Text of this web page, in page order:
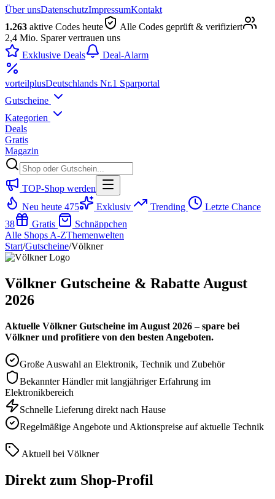
Über unsDatenschutzImpressumKontakt
1.263 aktive Codes heute
Alle Codes geprüft & verifiziert
2,4 Mio. Sparer vertrauen uns
Exklusive Deals
Deal-Alarm
vorteilplusDeutschlands Nr.1 Sparportal
Gutscheine
Kategorien
Deals
Gratis
Magazin
TOP-Shop werden
Neu heute 475 Exklusiv Trending
Letzte Chance
38
Gratis
Schnäppchen
Alle Shops A-ZThemenwelten
Start/Gutscheine/Völkner
Völkner Gutscheine & Rabatte August
2026
Aktuelle Völkner Gutscheine im August 2026 – spare bei
Völkner und profitiere von den besten Angeboten.
Große Auswahl an Elektronik, Technik und Zubehör
Bekannter Händler mit langjähriger Erfahrung im
Elektronikbereich
Schnelle Lieferung direkt nach Hause
Regelmäßige Angebote und Aktionspreise auf aktuelle Technik
Aktuell bei Völkner
Direkt zum Shop-Profil